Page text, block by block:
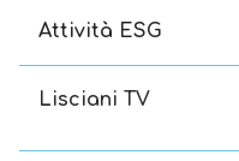
Attività ESG
Lisciani TV